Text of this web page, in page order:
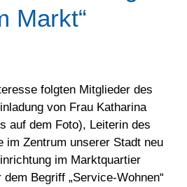
Markt“
folgten Mitglieder des
von Frau Katharina
auf dem Foto), Leiterin des
im Zentrum unserer Stadt neu
im Marktquartier
Begriff „Service-Wohnen“